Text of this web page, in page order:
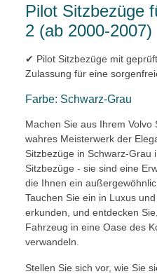
Pilot Sitzbezüge
2 (ab 2000-2007)
✔ Pilot Sitzbezüge mit
Zulassung für eine
Farbe: Schwarz-Grau
Machen Sie aus Ihrem
wahres Meisterwerk der
Sitzbezüge in Schwarz-Grau
Sitzbezüge - sie sind eine
die Ihnen ein
Tauchen Sie ein in Luxus
erkunden, und entdecken
Fahrzeug in eine Oase des
verwandeln.
Stellen Sie sich vor, wie Sie